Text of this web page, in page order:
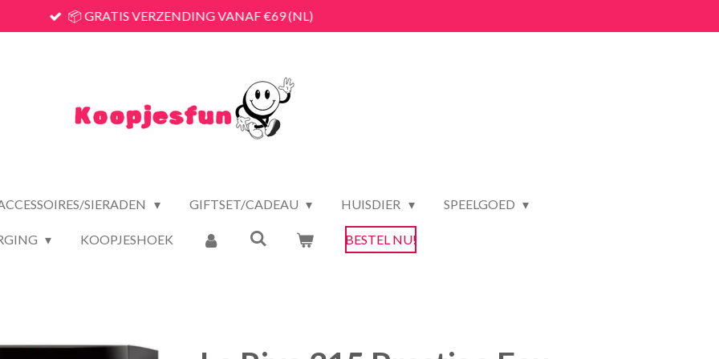
📦 GRATIS VERZENDING VANAF €69 (NL)
SIERADEN GIFTSET/CADEAU HUISDIER SPEELGOED
KOOPJESHOEK BESTEL NU!